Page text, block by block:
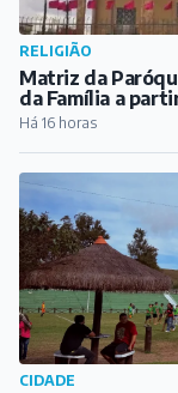
RELIGIÃO
Matriz da
da Família a
Há 16 horas
CIDADE